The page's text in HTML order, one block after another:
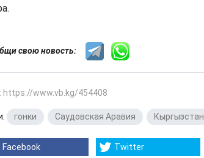
свою новость:
https://www.vb.kg/454408
гонки Саудовская Аравия Кыргызстан
Facebook Twitter